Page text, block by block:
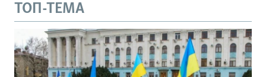
ТОП-ТЕМА